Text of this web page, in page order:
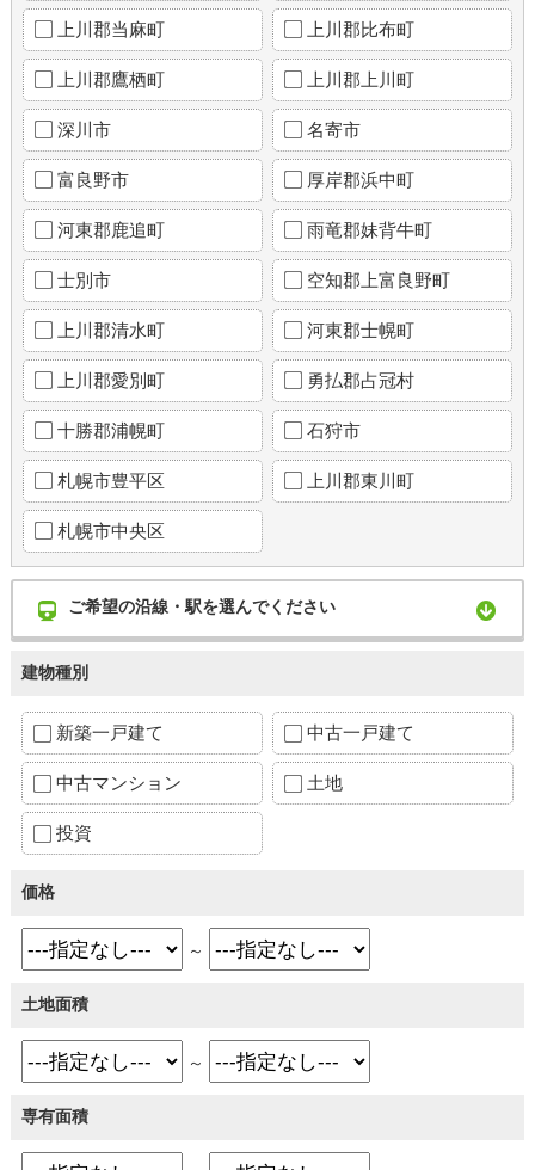
上川郡当麻町 上川郡比布町
上川郡鷹栖町 上川郡上川町
深川市 名寄市
富良野市 厚岸郡浜中町
河東郡鹿追町 雨竜郡妹背牛町
士別市 空知郡上富良野町
上川郡清水町 河東郡士幌町
上川郡愛別町 勇払郡占冠村
十勝郡浦幌町 石狩市
札幌市豊平区 上川郡東川町
札幌市中央区
ご希望の沿線・駅を選んでください
建物種別
新築一戸建て 中古一戸建て
中古マンション 土地
投資
価格
～
土地面積
～
専有面積